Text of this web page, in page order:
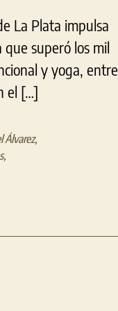
La Plata impulsa
superó los mil
y yoga, entre
el […]
Álvarez,
,